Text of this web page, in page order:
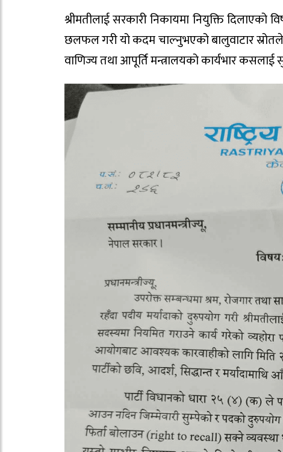
श्रीमतीलाई सरकारी निकायमा नियुक्ति दिलाएको
छलफल गरी यो कदम चाल्नुभएको बालुवाटार स्रोतले
वाणिज्य तथा आपूर्ति मन्त्रालयको कार्यभार कसलाई